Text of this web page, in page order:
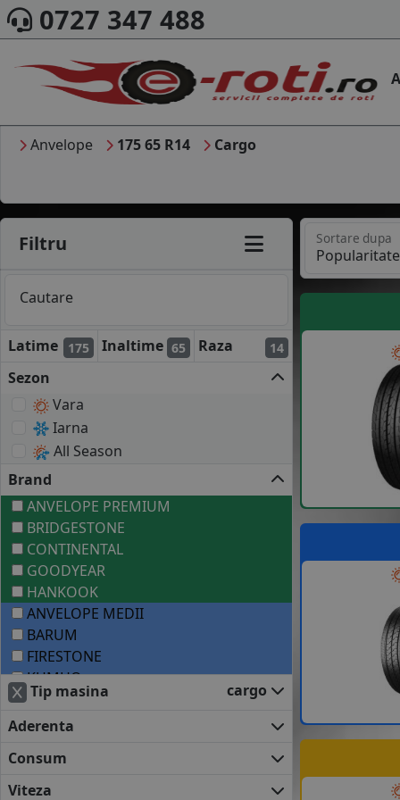
0727 347 488
Anvelope 175 65 R14 Cargo
Filtru
Cautare
Latime 175 Inaltime 65 Raza 14
Sezon
Vara
Iarna
All Season
Brand
ANVELOPE PREMIUM
BRIDGESTONE
CONTINENTAL
GOODYEAR
HANKOOK
ANVELOPE MEDII
BARUM
FIRESTONE
KUMHO
MATADOR
UNIROYAL
APLUS
APTANY
Tip masina
cargo
Aderenta
Consum
Viteza
Sortare dupa